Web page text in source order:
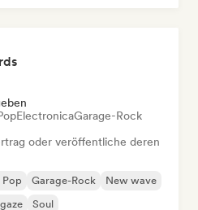
ElectronicaGarage-Rock
oder veröffentliche deren
Pop Garage-Rock
New wave
Soul